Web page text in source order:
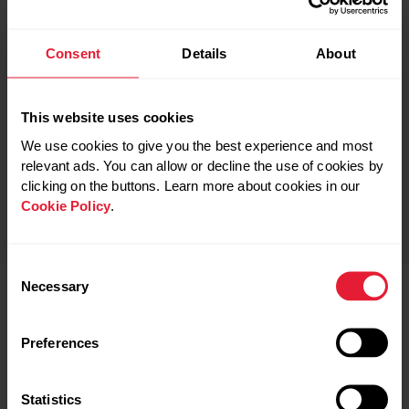
Consent Details About
This website uses cookies
We use cookies to give you the best experience and most
relevant ads. You can allow or decline the use of cookies by
clicking on the buttons. Learn more about cookies in our
Cookie Policy.
Selection
Necessary
Preferences
Statistics
成長を助ける
成長ホルモンが放出されるのは深い睡眠中であるため、
必要とします。実際、生涯を通じて、深い睡眠は私たち
の細胞の生産を増加させ、タンパク質の分解を防ぎま
す。 したがって、深い睡眠はタンパク質やストレスや紫
外線などの要因による細胞や損傷の修復に使用できま
す。
私たちの睡眠・休息量とメンタルヘルスの間には強い相
覚を引き起こす可能性があります。